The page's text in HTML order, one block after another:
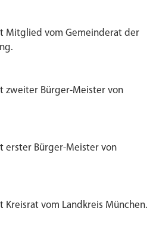
Mitglied vom Gemeinderat der
zweiter Bürger-Meister von
erster Bürger-Meister von
Kreisrat vom Landkreis München.